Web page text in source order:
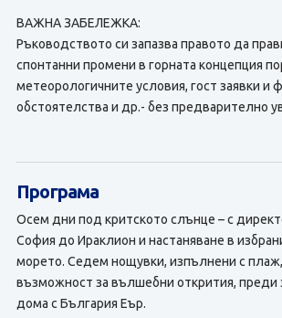
ВАЖНА ЗАБЕЛЕЖКА:
Ръководството си запазва правото да
спонтанни промени в горната концепция
метеорологичните условия, гост заявки и
обстоятелства и др.- без предварително
Програма
Осем дни под критското слънце – с
София до Ираклион и настаняване в
морето. Седем нощувки, изпълнени с
възможност за вълшебни открития, преди
дома с България Еър.